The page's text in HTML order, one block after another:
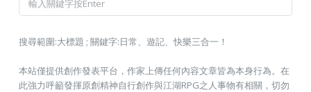
搜尋範圍:大標題 ; 關鍵字:日常、遊記、快樂三合一！
本站僅提供創作發表平台，作家上傳任何內容文章皆為本身行為。在
此強力呼籲發揮原創精神自行創作與江湖RPG之人事物有相關，切勿